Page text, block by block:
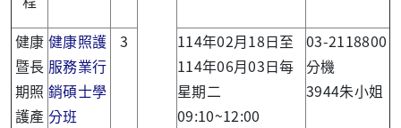
健康
暨長
期照
護產
健康照護
服務業行
銷碩士學
分班
3
114年02月18日至
114年06月03日每
星期二
09:10~12:00
03-2118800
分機
3944朱小姐